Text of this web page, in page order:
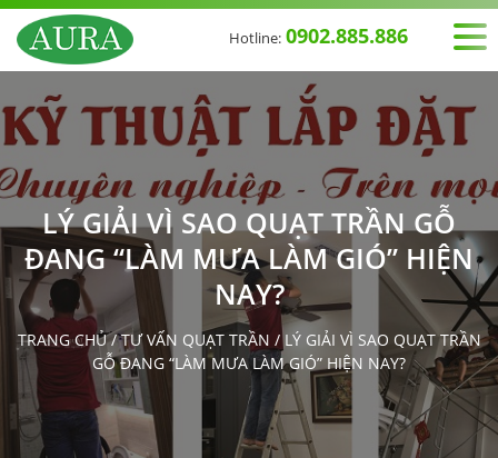
Hotline: 0902.885.886
LÝ GIẢI VÌ SAO QUẠT TRẦN GỖ
ĐANG “LÀM MƯA LÀM GIÓ” HIỆN
NAY?
TRANG CHỦ/TƯ VẤN QUẠT TRẦN /LÝ GIẢI VÌ SAO QUẠT TRẦN
GỖ ĐANG “LÀM MƯA LÀM GIÓ” HIỆN NAY?